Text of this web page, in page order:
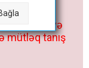
qrupda,
olmaz və
mütləq tanış